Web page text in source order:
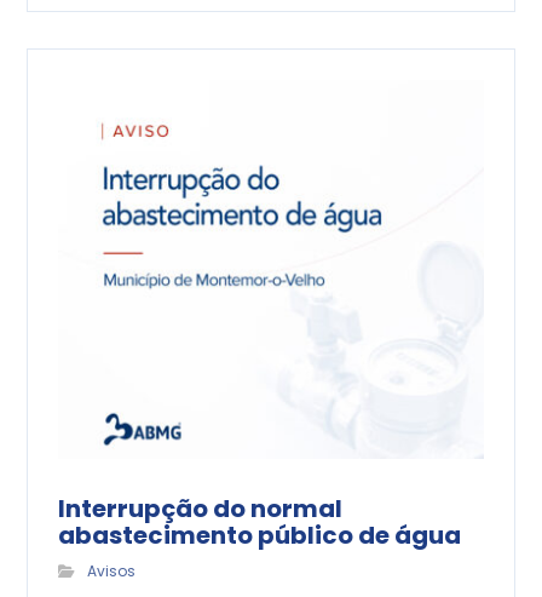
Interrupção do normal
abastecimento público de água
Avisos